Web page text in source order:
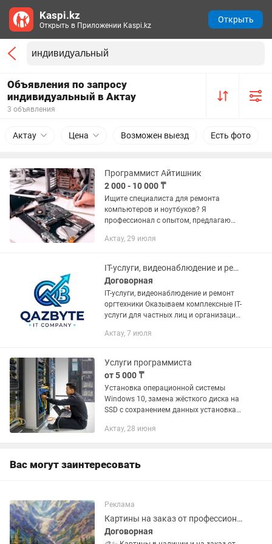
Объявления по запросу
индивидуальный в Актау
3 объявления
Актау Цена Возможен выезд Есть фото
Программист Айтишник
2 000 - 10 000 ₸
Ищите специалиста для ремонта
компьютеров и ноутбуков? Я
профессионал с опытом, предлагаю
настройка ПК и ноутбуков Установка и
Актау, 29 июля
IT-услуги, видеонаблюдение и ремонт оргтехники
Договорная
IT-услуги, видеонаблюдение и ремонт
оргтехники Оказываем комплексные IT-
услуги для частных лиц и организаций.
профессионально, качественно и в
Актау, 7 июля
Услуги программиста
от 5 000 ₸
Установка операционной системы
Windows 10, замена жёсткого диска на
SSD с сохранением данных установка
настройка Госзакупок,banking и любых
Актау, 28 июня
Вас могут заинтересовать
Реклама
Картины на заказ от профессионального художника
Договорная
Kaspi.kz
Открыть в Приложении Kaspi.kz
Открыть